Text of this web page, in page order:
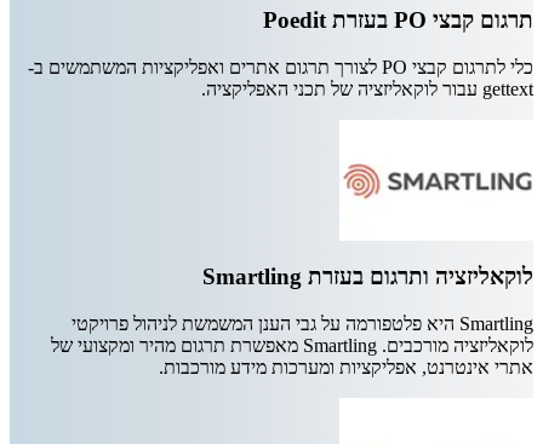
תרגום קבצי PO בעזרת Poedit
כלי לתרגום קבצי PO לצורך תרגום אתרים ואפליקציות המשתמשים ב-
gettext עבור לוקאליזציה של תכני האפליקציה.
לוקאליזציה ותרגום בעזרת Smartling
Smartling היא פלטפורמה על גבי הענן המשמשת לניהול פרויקטי
לוקאליזציה מורכבים. Smartling מאפשרת תרגום מהיר ומקצועי של
אתרי אינטרנט, אפליקציות ומערכות מידע מורכבות.